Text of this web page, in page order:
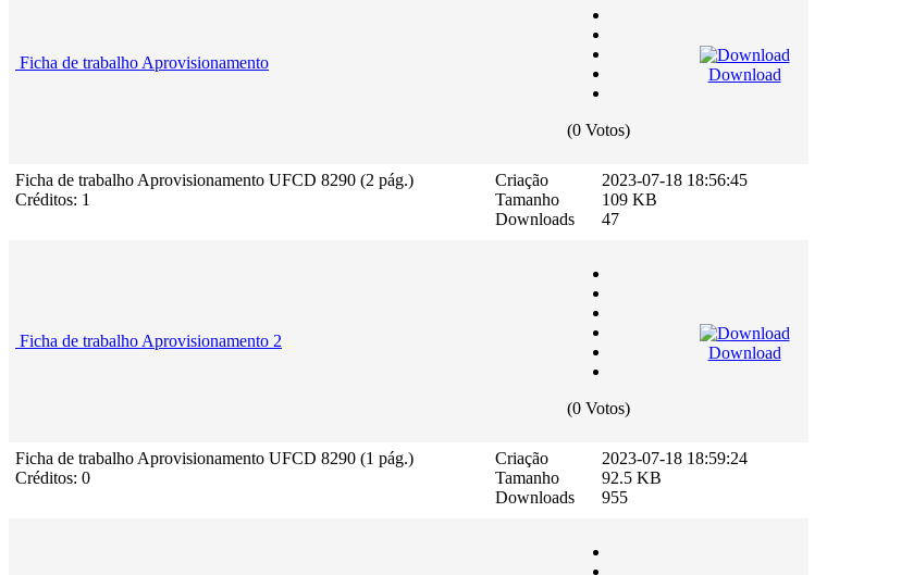
Ficha de trabalho Aprovisionamento
(0 Votos)
Download
Ficha de trabalho Aprovisionamento UFCD 8290 (2 pág.)
Créditos: 1
Criação
Tamanho
Downloads
2023-07-18 18:56:45
109 KB
47
Ficha de trabalho Aprovisionamento 2
(0 Votos)
Download
Ficha de trabalho Aprovisionamento UFCD 8290 (1 pág.)
Créditos: 0
Criação
Tamanho
Downloads
2023-07-18 18:59:24
92.5 KB
955